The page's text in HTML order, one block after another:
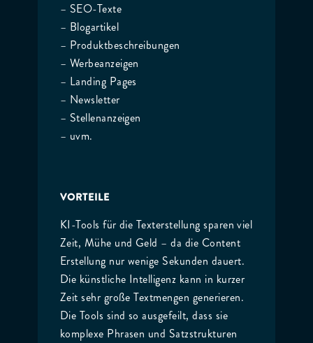
– SEO-Texte
– Blogartikel
– Produktbeschreibungen
– Werbeanzeigen
– Landing Pages
– Newsletter
– Stellenanzeigen
– uvm.
VORTEILE
KI-Tools für die Texterstellung sparen viel
Zeit, Mühe und Geld – da die Content
Erstellung nur wenige Sekunden dauert.
Die künstliche Intelligenz kann in kurzer
Zeit sehr große Textmengen generieren.
Die Tools sind so ausgefeilt, dass sie
komplexe Phrasen und Satzstrukturen